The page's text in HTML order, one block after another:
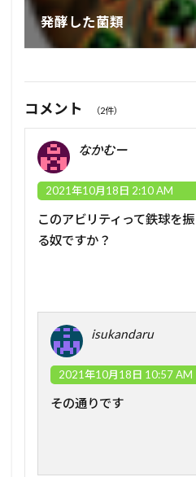
発酵した菌類
コメント （2件）
なかむー
2021年10月18日 2:10 AM
このアビリティって鉄球を
る奴ですか？
isukandaru
2021年10月18日 10:57 AM
その通りです